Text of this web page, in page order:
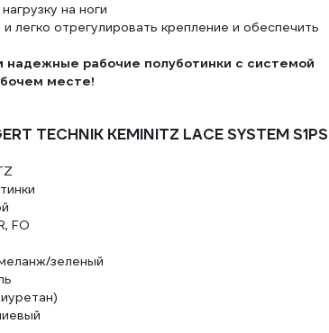
на ноги
легко отрегулировать крепление и обеспечить
надежные рабочие полуботинки с системой
месте!
TECHNIK KEMINITZ LACE SYSTEM
FO
зеленый